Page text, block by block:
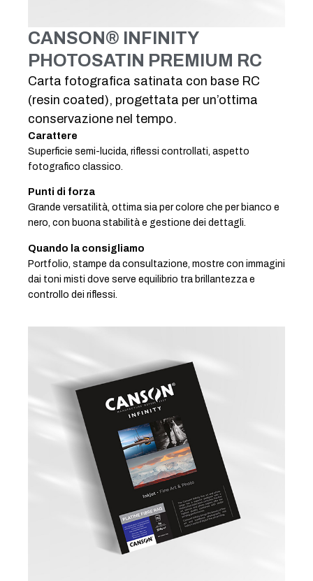
CANSON® INFINITY
PHOTOSATIN PREMIUM RC
Carta fotografica satinata con base RC
(resin coated), progettata per un’ottima
conservazione nel tempo.
Carattere
Superficie semi-lucida, riflessi controllati, aspetto
fotografico classico.
Punti di forza
Grande versatilità, ottima sia per colore che per bianco e
nero, con buona stabilità e gestione dei dettagli.
Quando la consigliamo
Portfolio, stampe da consultazione, mostre con immagini
dai toni misti dove serve equilibrio tra brillantezza e
controllo dei riflessi.